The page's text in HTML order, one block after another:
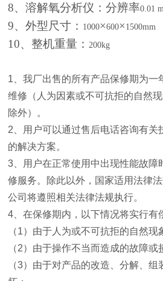
8、溶解氧分析仪：分辨率0.01
9、外型尺寸： 1000×600× 1500mm
10、整机重量： 200kg
1 、我厂出售的所有产品保修期为
维修（人为因素或不可抗拒的自然
除外）。
2 、用户可以通过售后电话咨询有
的解决方案。
3 、用户在正常使用中出现性能故
修服务。除此以外，国家适用法律
公司将遵照相关法律法规执行。
4 、在保修期内，以下情况将实行有
（1）由于人为或不可抗拒的自然现
（2）由于操作不当而造成的故障或
（3）由于对产品的改造、分解、组